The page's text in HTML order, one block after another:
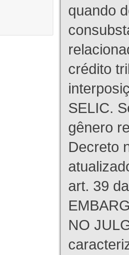
quando
crédito
SELIC.
gênero
Decreto
art. 39
NO